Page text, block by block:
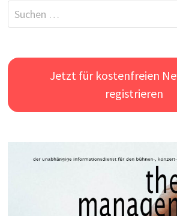
Suchen
nach:
Jetzt für kostenfreien
registrieren